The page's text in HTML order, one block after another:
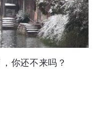
你还不来吗？